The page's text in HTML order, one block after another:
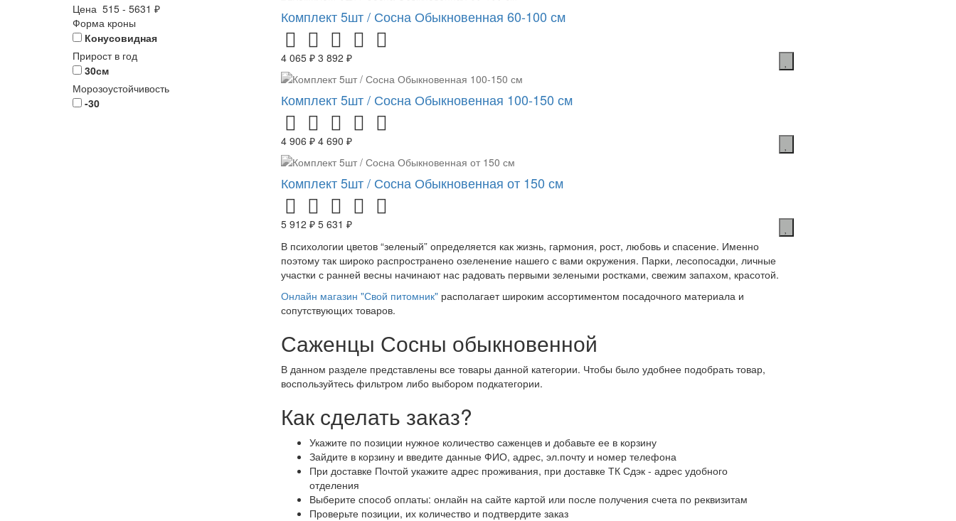
Цена 515 - 5631 ₽
Форма кроны
Конусовидная
Прирост в год
30см
Морозоустойчивость
-30
Комплект 5шт / Сосна Обыкновенная 60-100 см
4 065 ₽ 3 892 ₽
Комплект 5шт / Сосна Обыкновенная 100-150 см
4 906 ₽ 4 690 ₽
Комплект 5шт / Сосна Обыкновенная от 150 см
5 912 ₽ 5 631 ₽
В психологии цветов “зеленый” определяется как жизнь, гармония, рост, любовь и спасение. Именно
поэтому так широко распространено озеленение нашего с вами окружения. Парки, лесопосадки, личные
участки с ранней весны начинают нас радовать первыми зелеными ростками, свежим запахом, красотой.
Онлайн магазин "Свой питомник"располагает широким ассортиментом посадочного материала и
сопутствующих товаров.
Саженцы Сосны обыкновенной
В данном разделе представлены все товары данной категории. Чтобы было удобнее подобрать товар,
воспользуйтесь фильтром либо выбором подкатегории.
Как сделать заказ?
Укажите по позиции нужное количество саженцев и добавьте ее в корзину
Зайдите в корзину и введите данные ФИО, адрес, эл.почту и номер телефона
При доставке Почтой укажите адрес проживания, при доставке ТК Сдэк - адрес удобного
отделения
Выберите способ оплаты: онлайн на сайте картой или после получения счета по реквизитам
Проверьте позиции, их количество и подтвердите заказ